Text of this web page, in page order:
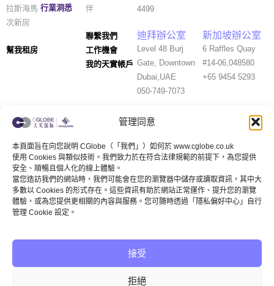
管理同意
本頁面旨在向您說明 CGlobe（「我們」）如何於 www.cglobe.co.uk
使用 Cookies 與類似技術。我們致力於在符合法律規範的前提下，為您提供
安全、順暢且個人化的線上體驗。
當您造訪我們的網站時，我們可能會在您的瀏覽器中儲存或讀取資訊，其中大
多數以 Cookies 的形式存在。這些資訊有助於網站正常運作、提升您的瀏覽
體驗，或為您提供更相關的內容與服務。您可隨時透過「隱私偏好中心」自行
管理 Cookie 設定。
接受
拒絕
拉斯海馬
次新房
幫我租房
行業洞悉
伴
聯繫我們
工作機會
我的天實帳戶
4499
迪拜辦公室
Level 48 Burj
Gate, Downtown
Dubai,UAE
050-749-7073
新加坡辦公室
6 Raffles Quay
#14-06,048580
+65 9454 5293
英國客服 公眾號 國內客服
Technical Support by darkeye AD